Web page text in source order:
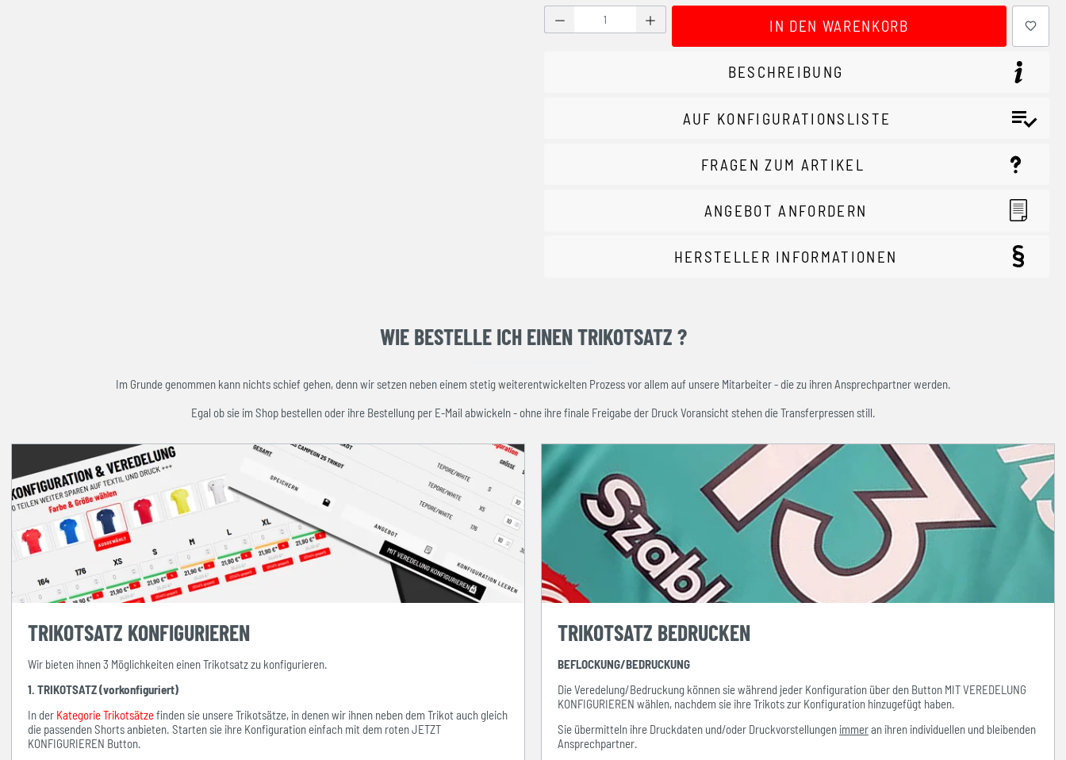
Produkt Anzahl: Gib den gewünschten Wert ein oder benutze die Schaltflächen
IN DEN WARENKORB
BESCHREIBUNG
AUF KONFIGURATIONSLISTE
FRAGEN ZUM ARTIKEL
ANGEBOT ANFORDERN
HERSTELLER INFORMATIONEN
WIE BESTELLE ICH EINEN TRIKOTSATZ ?
Im Grunde genommen kann nichts schief gehen, denn wir setzen neben einem stetig weiterentwickelten Prozess vor allem auf unsere Mitarbeiter - die zu ihren Ansprechpartner werden.
Egal ob sie im Shop bestellen oder ihre Bestellung per E-Mail abwickeln - ohne ihre finale Freigabe der Druck Voransicht stehen die Transferpressen still.
TRIKOTSATZ KONFIGURIEREN
Wir bieten ihnen 3 Möglichkeiten einen Trikotsatz zu konfigurieren.
1. TRIKOTSATZ (vorkonfiguriert)
In der Kategorie Trikotsätzefinden sie unsere Trikotsätze, in denen wir ihnen neben dem Trikot auch gleich
die passenden Shorts anbieten. Starten sie ihre Konfiguration einfach mit dem roten JETZT
KONFIGURIEREN Button.
TRIKOTSATZ BEDRUCKEN
BEFLOCKUNG/BEDRUCKUNG
Die Veredelung/Bedruckung können sie während jeder Konfiguration über den Button MIT VEREDELUNG
KONFIGURIEREN wählen, nachdem sie ihre Trikots zur Konfiguration hinzugefügt haben.
Sie übermitteln ihre Druckdaten und/oder Druckvorstellungen immeran ihren individuellen und bleibenden
Ansprechpartner.